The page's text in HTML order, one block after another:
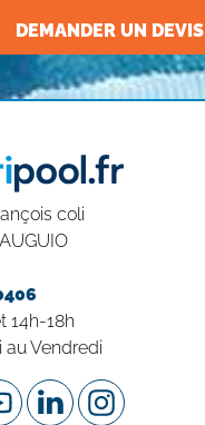
DEMANDER UN DEVIS
coli
14h-18h
au Vendredi